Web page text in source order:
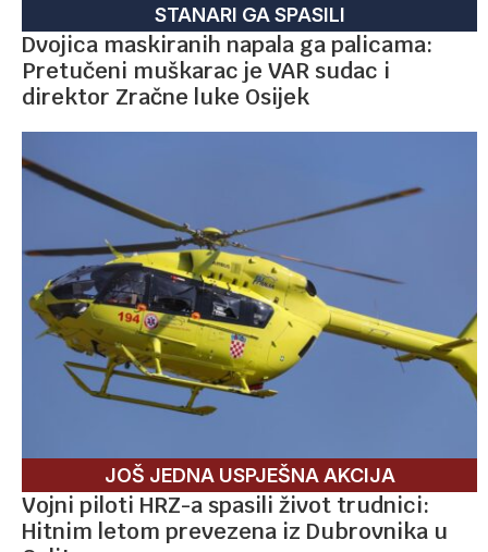
STANARI GA SPASILI
Dvojica maskiranih napala ga palicama:
Pretučeni muškarac je VAR sudac i
direktor Zračne luke Osijek
JOŠ JEDNA USPJEŠNA AKCIJA
Vojni piloti HRZ-a spasili život trudnici:
Hitnim letom prevezena iz Dubrovnika u